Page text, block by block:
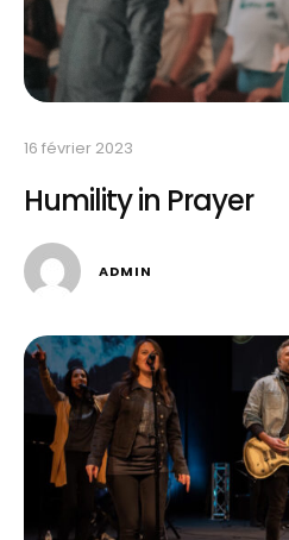
16 février 2023
Humility in Prayer
ADMIN